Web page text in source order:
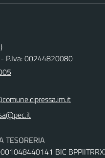
P.Iva: 00244820080
TESORERIA
BIC